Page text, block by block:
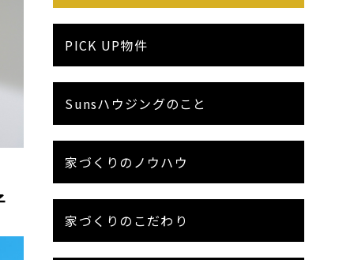
PICK UP物件
Sunsハウジングのこと
家づくりのノウハウ
家づくりのこだわり